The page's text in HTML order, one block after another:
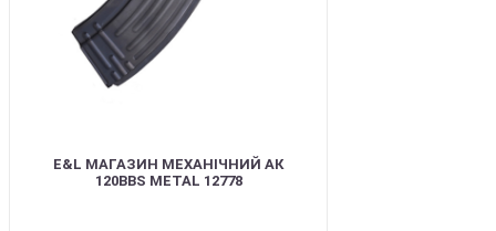
E&L МАГАЗИН МЕХАНІЧНИЙ АК
120BBS METAL 12778